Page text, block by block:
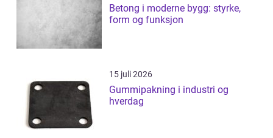
Betong i moderne bygg: styrke,
form og funksjon
15 juli 2026
Gummipakning i industri og
hverdag